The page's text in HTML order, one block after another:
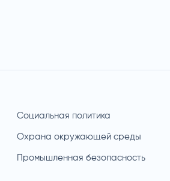
Социальная политика
Охрана окружающей среды
Промышленная безопасность